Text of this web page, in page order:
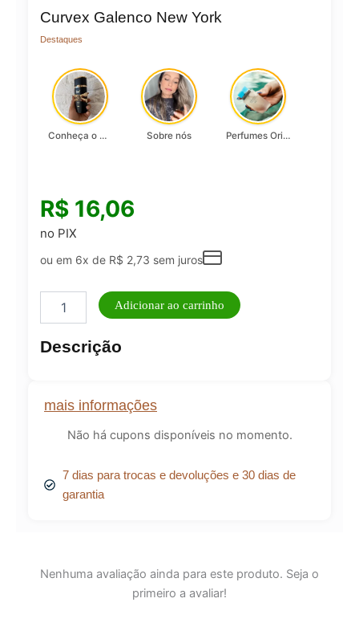
mais informações
Não há cupons disponíveis no momento.
7 dias para trocas e devoluções e 30 dias de
garantia
Curvex Galenco New York
Destaques
Conheça o Asad, da Lattafa… Sobre nós Perfumes Originais
R$ 16,06
no PIX
ou em 6x de R$ 2,73 sem juros
Galenco
York
Adicionar ao carrinho
Descrição
Nenhuma avaliação ainda para este produto. Seja o
primeiro a avaliar!